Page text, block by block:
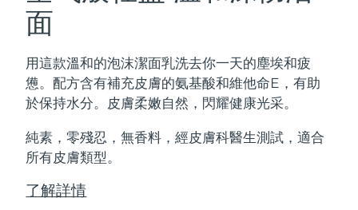
面
用這款溫和的泡沫潔面乳洗去你一天的塵埃和疲
憊。配方含有補充皮膚的氨基酸和維他命E，有助
於保持水分。皮膚柔嫩自然，閃耀健康光采。
純素，零殘忍，無香料，經皮膚科醫生測試，適合
所有皮膚類型。
了解詳情
All facial cleansing devices
UFO™ 設備
Manuka honey primer
FAQ™護膚品
All FAQ™ skincare
FAQ™產品
All anti-aging treatments
Anti-aging LED hand mask
FAQ™護膚品
All FAQ™ skincare
FAQ™產品
All LED treatments
FAQ™產品
All hair treatments
FAQ™ Red Light Serum
FAQ™ skincare
All FAQ™ skincare
FAQ™ products
PEACH™ 2 Pro Max
Professional IPL hair removal device
PEACH™ 2
BEAR™ 2 body
Microcurrent body toning
LUNA™ 4 body
痘肌護理 眼部護理
芬蘭 預計送達日期8/9/26
法屬玻里尼西亞 預計送達日期 8/13/26
直布羅陀
希臘